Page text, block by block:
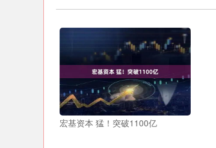
宏基资本 猛！突破1100亿